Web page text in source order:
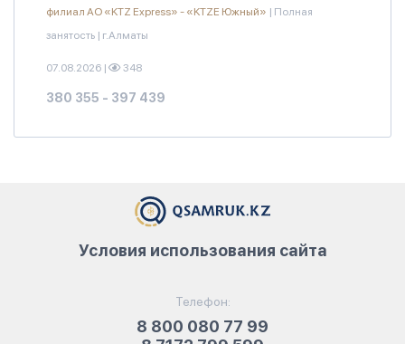
филиал АО «KTZ Express» - «KTZE Южный» | Полная
занятость | г.Алматы
07.08.2026 | 348
380 355 - 397 439
Телефон:
8 800 080 77 99
Условия использования сайта